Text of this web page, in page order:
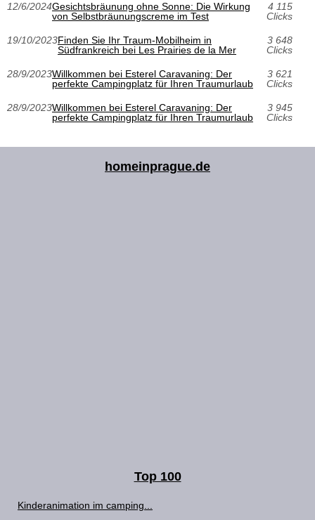
12/6/2024Gesichtsbräunung ohne Sonne: Die Wirkung
von Selbstbräunungscreme im Test
4 115
Clicks
19/10/2023Finden Sie Ihr Traum-Mobilheim in
Südfrankreich bei Les Prairies de la Mer
3 648
Clicks
28/9/2023Willkommen bei Esterel Caravaning: Der
perfekte Campingplatz für Ihren Traumurlaub
3 621
Clicks
28/9/2023Willkommen bei Esterel Caravaning: Der
perfekte Campingplatz für Ihren Traumurlaub
3 945
Clicks
homeinprague.de
Top 100
Kinderanimation im camping...